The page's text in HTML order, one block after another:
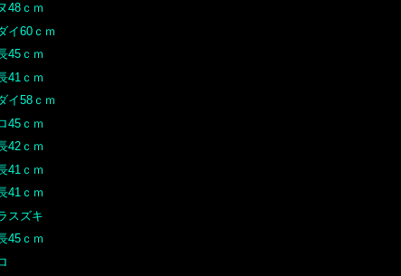
48ｃｍ
イ60ｃｍ
45ｃｍ
41ｃｍ
イ58ｃｍ
45ｃｍ
42ｃｍ
41ｃｍ
41ｃｍ
スズキ
45ｃｍ